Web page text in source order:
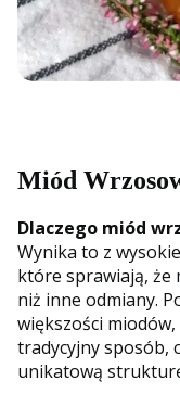
Miód
Dlaczego miód
Wynika to z
które sprawiają, że
niż inne odmiany.
większości
tradycyjny sposób,
unikatową